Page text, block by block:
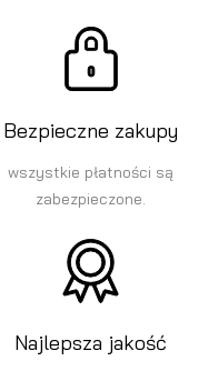
Bezpieczne zakupy
wszystkie płatności są
zabezpieczone.
Najlepsza jakość